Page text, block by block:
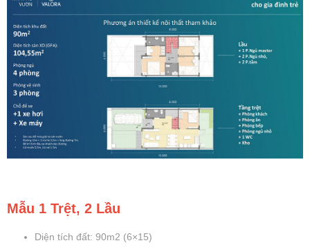
Mẫu 1 Trệt, 2 Lầu
Diện tích đất: 90m2 (6×15)